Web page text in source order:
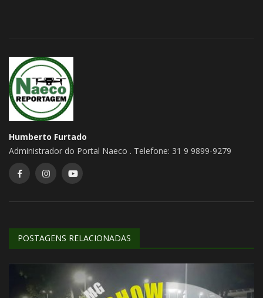
Humberto Furtado
Administrador do Portal Naeco . Telefone: 31 9 9899-9279
POSTAGENS RELACIONADAS